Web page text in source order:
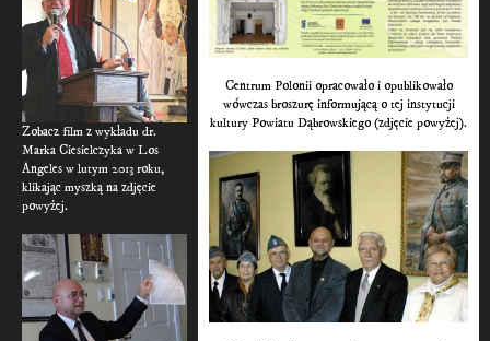
Zobacz film z wykładu dr.
Marka Ciesielczyka w Los
Angeles w lutym 2013 roku,
klikając myszką na zdjęcie
powyżej.
Centrum Polonii opracowało i opublikowało
wówczas broszurę informującą o tej instytucji
kultury Powiatu Dąbrowskiego (zdjęcie powyżej).